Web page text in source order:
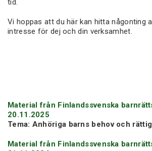
tid.
Vi hoppas att du här kan hitta någonting
intresse för dej och din verksamhet.
Material från Finlandssvenska
20.11.2025
Tema: Anhöriga barns behov och
Material från Finlandssvenska